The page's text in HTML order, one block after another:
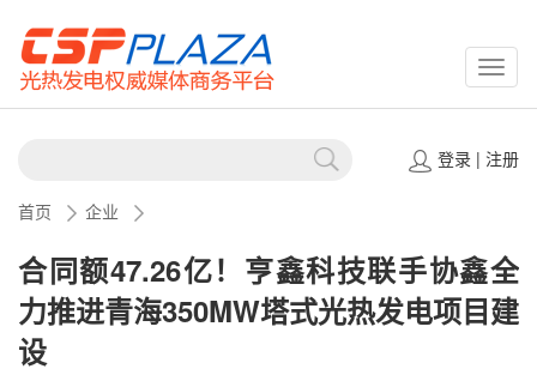
登录| 注册
首页 企业
合同额47.26亿！亨鑫科技联手协鑫全
力推进青海350MW塔式光热发电项目建
设